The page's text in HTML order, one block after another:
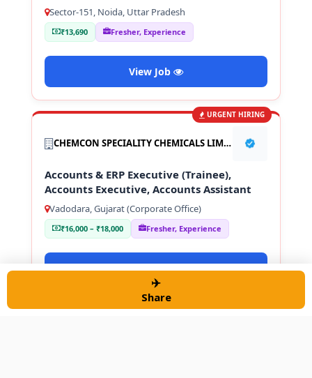
✈️
Share
Sector-151, Noida, Uttar Pradesh
₹13,690 Fresher, Experience
View Job
URGENT HIRING
CHEMCON SPECIALITY CHEMICALS LIMITED
Accounts & ERP Executive (Trainee),
Accounts Executive, Accounts Assistant
Vadodara, Gujarat (Corporate Office)
₹16,000 – ₹18,000 Fresher, Experience
View Job